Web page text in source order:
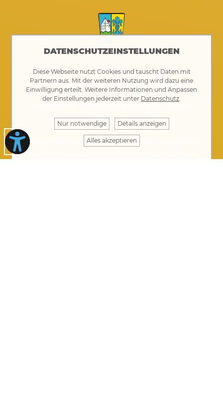
Öffnungszeiten Rathaus
Donnerstag auch 14 bis 17.30 Uhr
Freitag: telefonische Erreichbarkeit von 08:00 –
12:00 Uhr, Vorsprache nur mit rechtzeitiger
DATENSCHUTZEINSTELLUNGEN
Diese Webseite nutzt Cookies und tauscht Daten mit
Partnern aus. Mit der weiteren Nutzung wird dazu eine
Einwilligung erteilt. Weitere Informationen und Anpassen
der Einstellungen jederzeit unter Datenschutz.
Nur notwendige Details anzeigen
Alles akzeptieren